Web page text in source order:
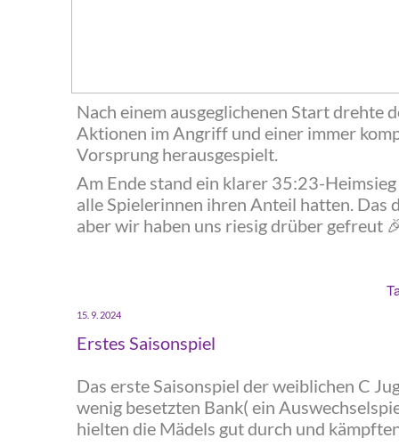
Nach einem ausgeglichenen Start drehte
Aktionen im Angriff und einer immer
Vorsprung herausgespielt.
‍Am Ende stand ein klarer 35:23-
alle Spielerinnen ihren Anteil hatten. Das
aber wir haben uns riesig drüber gefreut
‍15. 9. 2024
‍Erstes Saisonspiel
‍Das erste Saisonspiel der weiblichen C
wenig besetzten Bank( ein
hielten die Mädels gut durch und